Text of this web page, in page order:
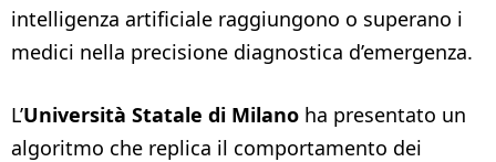
intelligenza artificiale raggiungono o superano i
medici nella precisione diagnostica d’emergenza.
L’Università Statale di Milano ha presentato un
algoritmo che replica il comportamento dei